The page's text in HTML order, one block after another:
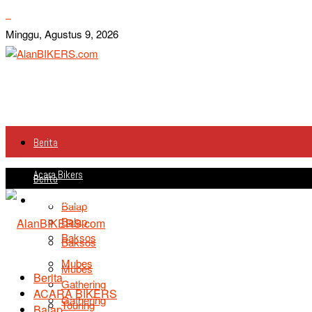
Minggu, Agustus 9, 2026
Berita
Acara Bikers
Balap
Baksos
Mubes
Gathering
Berita
Acara Bikers
Balap
Baksos
Mubes
Gathering
Touring
Berita
ACARA BIKERS